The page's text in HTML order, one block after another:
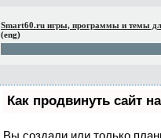
Smart60.ru игры, программы и темы
(eng)
Как продвинуть сайт
Вы создали или только